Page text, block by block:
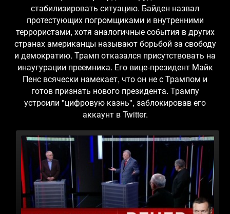
стабилизировать ситуацию. Байден назвал
протестующих погромщиками и внутренними
террористами, хотя аналогичные события в других
странах американцы называют борьбой за свободу
и демократию. Трамп отказался присутствовать на
инаугурации преемника. Его вице-президент Майк
Пенс всячески намекает, что он не с Трампом и
готов признать нового президента. Трампу
устроили "цифровую казнь", заблокировав его
аккаунт в Twitter.